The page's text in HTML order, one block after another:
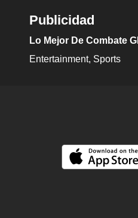
Publicidad
Lo Mejor De Combate
Entertainment Sports